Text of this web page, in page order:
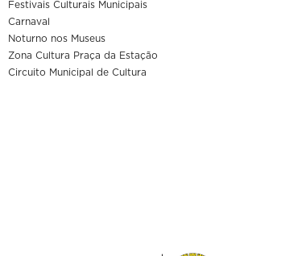
Festivais Culturais Municipais
Carnaval
Noturno nos Museus
Zona Cultura Praça da Estação
Circuito Municipal de Cultura